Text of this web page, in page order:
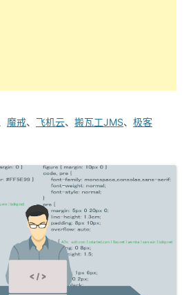
魔戒、 飞机云、 搬瓦工JMS、 极客